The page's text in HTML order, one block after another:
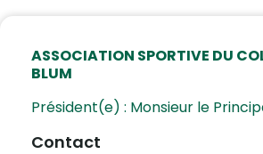
ASSOCIATION SPORTIVE DU
BLUM
Président(e) : Monsieur le
Contact